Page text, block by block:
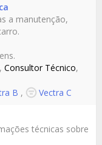
a manutenção,
, Consultor Técnico,
B , Vectra C
técnicas sobre